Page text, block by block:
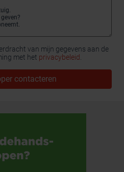
van mijn gegevens aan de
met het privacybeleid.
contacteren